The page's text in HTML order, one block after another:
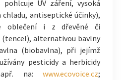
UV záření, vysoká
antiseptické účinky),
oblečení i z dřevěné či
alternativou bavlny
(biobavlna), při jejímž
pesticidy a herbicidy
na:www.ecovoice.cz;